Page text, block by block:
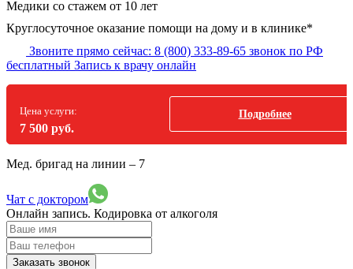
Медики со стажем от 10 лет
Круглосуточное оказание помощи на дому и в клинике*
Звоните прямо сейчас: 8 (800) 333-89-65 звонок по РФ
бесплатный Запись к врачу онлайн
Цена услуги:
7 500 руб.
Подробнее
Мед. бригад на линии – 7
Чат с доктором
Онлайн запись. Кодировка от алкоголя
Заказать звонок